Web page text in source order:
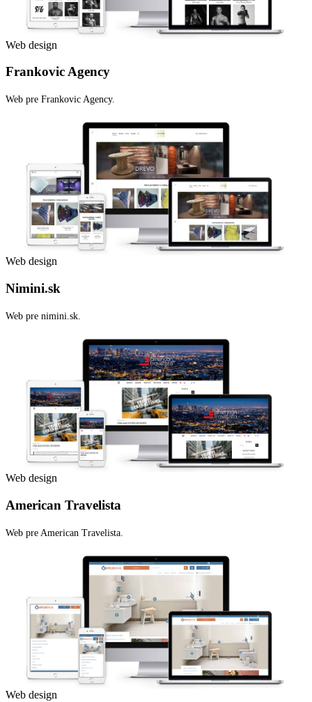
Web design
Frankovic Agency
Web pre Frankovic Agency.
Web design
Nimini.sk
Web pre nimini.sk.
Web design
American Travelista
Web pre American Travelista.
Web design